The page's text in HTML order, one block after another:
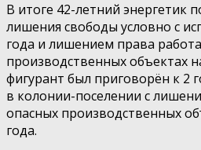
В итоге 42-летний энергетик
лишения свободы условно с
года и лишением права
производственных объектах
фигурант был приговорён к 2
в колонии-поселении с
опасных производственных
года.